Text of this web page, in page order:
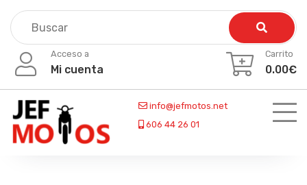
content
Acceso a
Mi cuenta
Carrito
0.00€
info@jefmotos.net
606 44 26 01